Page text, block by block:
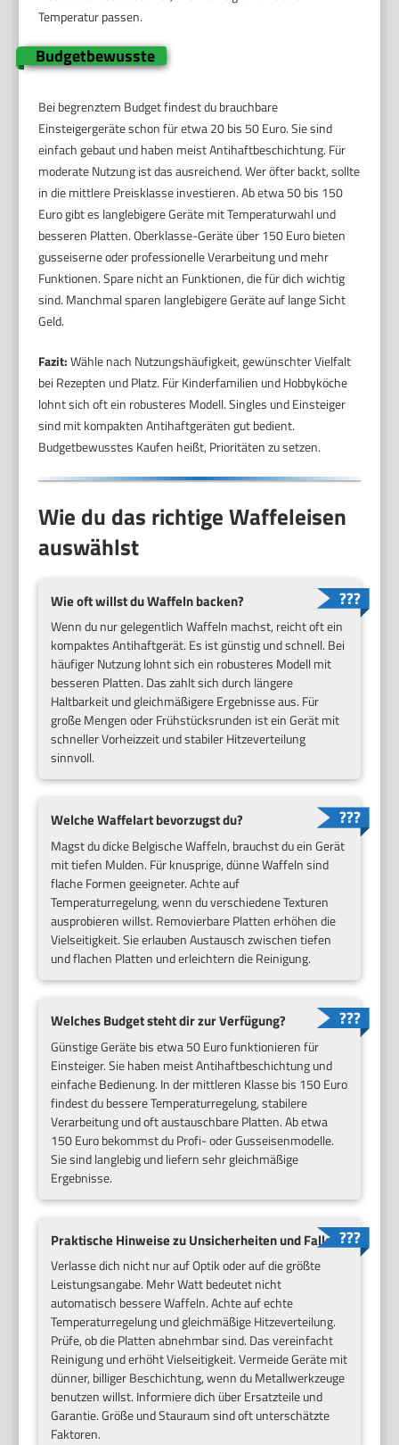
Temperatur passen.
Budgetbewusste
Bei begrenztem Budget findest du brauchbare
Einsteigergeräte schon für etwa 20 bis 50 Euro. Sie sind
einfach gebaut und haben meist Antihaftbeschichtung. Für
moderate Nutzung ist das ausreichend. Wer öfter backt, sollte
in die mittlere Preisklasse investieren. Ab etwa 50 bis 150
Euro gibt es langlebigere Geräte mit Temperaturwahl und
besseren Platten. Oberklasse-Geräte über 150 Euro bieten
gusseiserne oder professionelle Verarbeitung und mehr
Funktionen. Spare nicht an Funktionen, die für dich wichtig
sind. Manchmal sparen langlebigere Geräte auf lange Sicht
Geld.
Fazit:Wähle nach Nutzungshäufigkeit, gewünschter Vielfalt
bei Rezepten und Platz. Für Kinderfamilien und Hobbyköche
lohnt sich oft ein robusteres Modell. Singles und Einsteiger
sind mit kompakten Antihaftgeräten gut bedient.
Budgetbewusstes Kaufen heißt, Prioritäten zu setzen.
Wie du das richtige Waffeleisen
auswählst
Wie oft willst du Waffeln backen?
Wenn du nur gelegentlich Waffeln machst, reicht oft ein
kompaktes Antihaftgerät. Es ist günstig und schnell. Bei
häufiger Nutzung lohnt sich ein robusteres Modell mit
besseren Platten. Das zahlt sich durch längere
Haltbarkeit und gleichmäßigere Ergebnisse aus. Für
große Mengen oder Frühstücksrunden ist ein Gerät mit
schneller Vorheizzeit und stabiler Hitzeverteilung
sinnvoll.
Welche Waffelart bevorzugst du?
Magst du dicke Belgische Waffeln, brauchst du ein Gerät
mit tiefen Mulden. Für knusprige, dünne Waffeln sind
flache Formen geeigneter. Achte auf
Temperaturregelung, wenn du verschiedene Texturen
ausprobieren willst. Removierbare Platten erhöhen die
Vielseitigkeit. Sie erlauben Austausch zwischen tiefen
und flachen Platten und erleichtern die Reinigung.
Welches Budget steht dir zur Verfügung?
Günstige Geräte bis etwa 50 Euro funktionieren für
Einsteiger. Sie haben meist Antihaftbeschichtung und
einfache Bedienung. In der mittleren Klasse bis 150 Euro
findest du bessere Temperaturregelung, stabilere
Verarbeitung und oft austauschbare Platten. Ab etwa
150 Euro bekommst du Profi- oder Gusseisenmodelle.
Sie sind langlebig und liefern sehr gleichmäßige
Ergebnisse.
Praktische Hinweise zu Unsicherheiten und Fallen
Verlasse dich nicht nur auf Optik oder auf die größte
Leistungsangabe. Mehr Watt bedeutet nicht
automatisch bessere Waffeln. Achte auf echte
Temperaturregelung und gleichmäßige Hitzeverteilung.
Prüfe, ob die Platten abnehmbar sind. Das vereinfacht
Reinigung und erhöht Vielseitigkeit. Vermeide Geräte mit
dünner, billiger Beschichtung, wenn du Metallwerkzeuge
benutzen willst. Informiere dich über Ersatzteile und
Garantie. Größe und Stauraum sind oft unterschätzte
Faktoren.